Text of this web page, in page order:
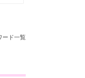
ード一覧